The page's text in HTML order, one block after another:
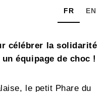
FR EN
célébrer la solidarité
équipage de choc !
le petit Phare du